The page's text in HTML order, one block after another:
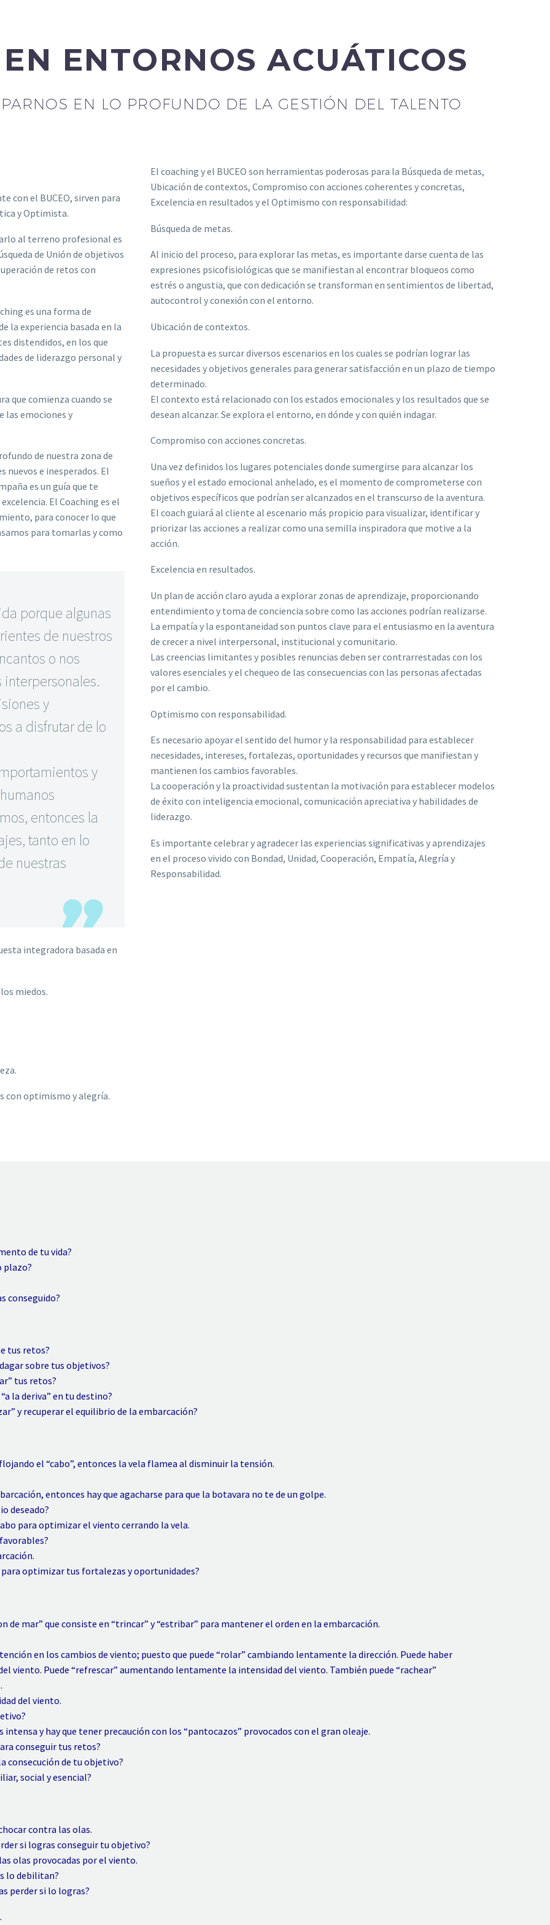
ENTORNOS ACUÁTICOS
EN LO PROFUNDO DE LA GESTIÓN DEL TALENTO
con el BUCEO, sirven para
y Optimista.
al terreno profesional es
de Unión de objetivos
de retos con
es una forma de
la experiencia basada en la
distendidos, en los que
de liderazgo personal y
que comienza cuando se
las emociones y
de nuestra zona de
e inesperados. El
es un guía que te
El Coaching es el
para conocer lo que
para tomarlas y como
porque algunas
de nuestros
o nos
y
a disfrutar de lo
y
entonces la
tanto en lo
nuestras
integradora basada en
miedos.
con optimismo y alegría.
El coaching y el BUCEO son herramientas poderosas para la Búsqueda de metas,
Ubicación de contextos, Compromiso con acciones coherentes y concretas,
Excelencia en resultados y el Optimismo con responsabilidad:
Búsqueda de metas.
Al inicio del proceso, para explorar las metas, es importante darse cuenta de las
expresiones psicofisiológicas que se manifiestan al encontrar bloqueos como
estrés o angustia, que con dedicación se transforman en sentimientos de libertad,
autocontrol y conexión con el entorno.
Ubicación de contextos.
La propuesta es surcar diversos escenarios en los cuales se podrían lograr las
necesidades y objetivos generales para generar satisfacción en un plazo de tiempo
determinado.
El contexto está relacionado con los estados emocionales y los resultados que se
desean alcanzar. Se explora el entorno, en dónde y con quién indagar.
Compromiso con acciones concretas.
Una vez definidos los lugares potenciales donde sumergirse para alcanzar los
sueños y el estado emocional anhelado, es el momento de comprometerse con
objetivos específicos que podrían ser alcanzados en el transcurso de la aventura.
El coach guiará al cliente al escenario más propicio para visualizar, identificar y
priorizar las acciones a realizar como una semilla inspiradora que motive a la
acción.
Excelencia en resultados.
Un plan de acción claro ayuda a explorar zonas de aprendizaje, proporcionando
entendimiento y toma de conciencia sobre como las acciones podrían realizarse.
La empatía y la espontaneidad son puntos clave para el entusiasmo en la aventura
de crecer a nivel interpersonal, institucional y comunitario.
Las creencias limitantes y posibles renuncias deben ser contrarrestadas con los
valores esenciales y el chequeo de las consecuencias con las personas afectadas
por el cambio.
Optimismo con responsabilidad.
Es necesario apoyar el sentido del humor y la responsabilidad para establecer
necesidades, intereses, fortalezas, oportunidades y recursos que manifiestan y
mantienen los cambios favorables.
La cooperación y la proactividad sustentan la motivación para establecer modelos
de éxito con inteligencia emocional, comunicación apreciativa y habilidades de
liderazgo.
Es importante celebrar y agradecer las experiencias significativas y aprendizajes
en el proceso vivido con Bondad, Unidad, Cooperación, Empatía, Alegría y
Responsabilidad.
de tu vida?
plazo?
conseguido?
tus retos?
sobre tus objetivos?
tus retos?
la deriva” en tu destino?
y recuperar el equilibrio de la embarcación?
el “cabo”, entonces la vela flamea al disminuir la tensión.
entonces hay que agacharse para que la botavara no te de un golpe.
deseado?
para optimizar el viento cerrando la vela.
para optimizar tus fortalezas y oportunidades?
de mar” que consiste en “trincar” y “estribar” para mantener el orden en la embarcación.
en los cambios de viento; puesto que puede “rolar” cambiando lentamente la dirección. Puede haber
viento. Puede “refrescar” aumentando lentamente la intensidad del viento. También puede “rachear”
del viento.
y hay que tener precaución con los “pantocazos” provocados con el gran oleaje.
conseguir tus retos?
consecución de tu objetivo?
social y esencial?
contra las olas.
si logras conseguir tu objetivo?
olas provocadas por el viento.
lo debilitan?
perder si lo logras?